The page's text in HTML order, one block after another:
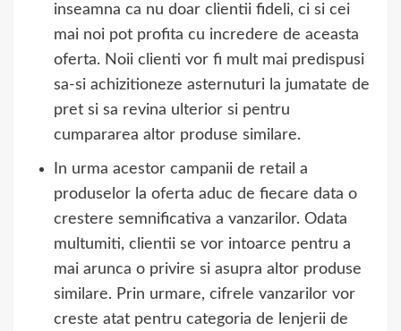
inseamna ca nu doar clientii fideli, ci si cei
mai noi pot profita cu incredere de aceasta
oferta. Noii clienti vor fi mult mai predispusi
sa-si achizitioneze asternuturi la jumatate de
pret si sa revina ulterior si pentru
cumpararea altor produse similare.
In urma acestor campanii de retail a
produselor la oferta aduc de fiecare data o
crestere semnificativa a vanzarilor. Odata
multumiti, clientii se vor intoarce pentru a
mai arunca o privire si asupra altor produse
similare. Prin urmare, cifrele vanzarilor vor
creste atat pentru categoria de lenjerii de